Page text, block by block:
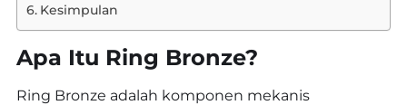
Kesimpulan
Apa Itu Ring Bronze?
Ring Bronze adalah komponen mekanis